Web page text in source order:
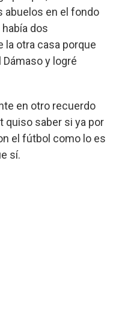
abuelos en el fondo
dos
la otra casa porque
Dámaso y logré
en otro recuerdo
quiso saber si ya por
el fútbol como lo es
sí.